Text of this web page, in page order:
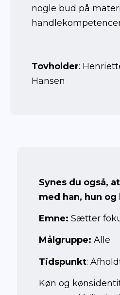
nogle bud på
Tovholder:
Hansen
Synes du også,
med han, hun og
Emne: Sætter
Målgruppe: Alle
Tidspunkt:
Køn og